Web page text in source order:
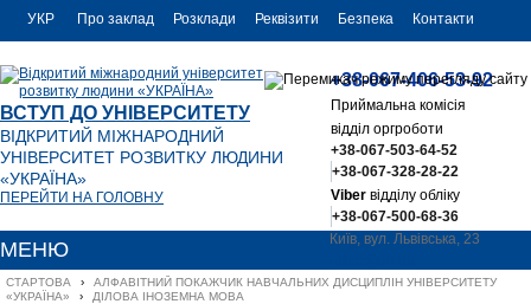
УКР
ENG
Про заклад Розклади Реквізити Безпека Контакти
ВСТУП ДО УНІВЕРСИТЕТУ
ВІДКРИТИЙ МІЖНАРОДНИЙ
УНІВЕРСИТЕТ РОЗВИТКУ ЛЮДИНИ
«УКРАЇНА»
ПЕРЕЙТИ НА ГОЛОВНУ
+38-067-406-53-92
Приймальна комісія
відділ оргроботи
+38-067-503-64-52
+38-067-328-28-22
Viberвідділу обліку
+38-067-500-68-36
Київ, вул. Львівська, 23
МЕНЮ
СТАРТОВА ›
АЛФАВІТНИЙ ПОКАЖЧИК НАВЧАЛЬНИХ ДИСЦИПЛІН УНІВЕРСИТЕТУ
«УКРАЇНА»
› ДІЛОВА ІНОЗЕМНА МОВА